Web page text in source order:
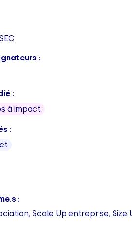
:
:
à impact
:
:
Scale Up entreprise, Size